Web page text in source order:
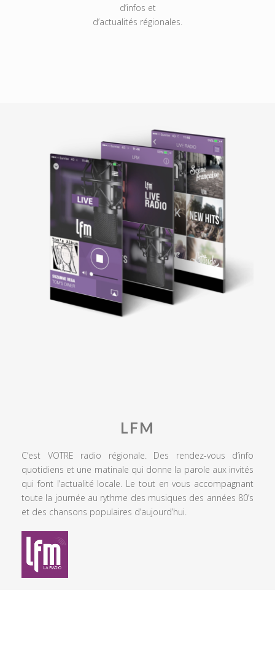
d’infos et
d’actualités régionales.
LFM
C’est VOTRE radio régionale. Des rendez-vous d’info
quotidiens et une matinale qui donne la parole aux invités
qui font l’actualité locale. Le tout en vous accompagnant
toute la journée au rythme des musiques des années 80’s
et des chansons populaires d’aujourd’hui.